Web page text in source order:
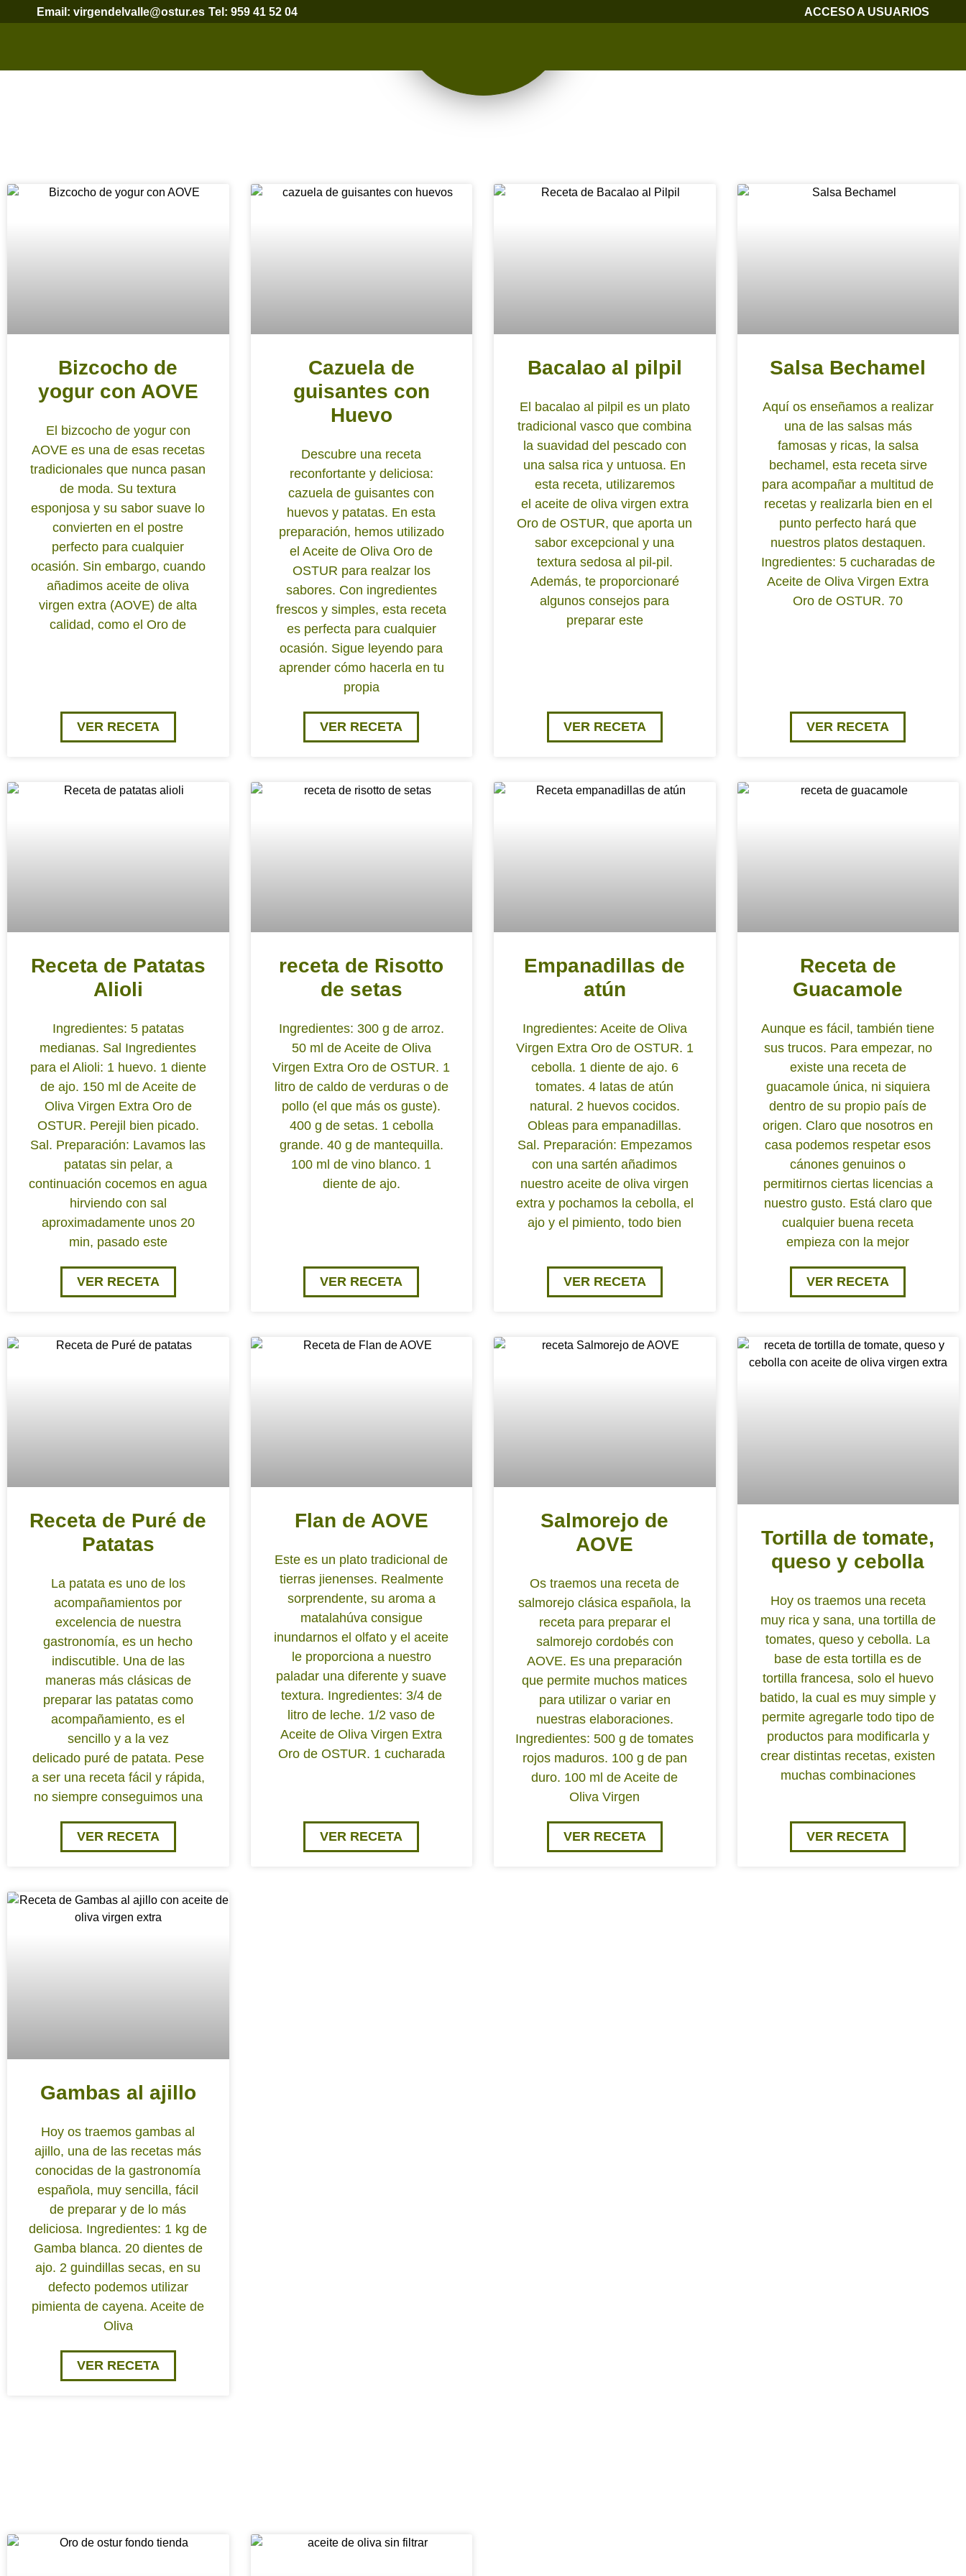
Email: virgendelvalle@ostur.es Tel: 959 41 52 04 ACCESO A USUARIOS
Bizcocho de
yogur con AOVE
El bizcocho de yogur con
AOVE es una de esas recetas
tradicionales que nunca pasan
de moda. Su textura
esponjosa y su sabor suave lo
convierten en el postre
perfecto para cualquier
ocasión. Sin embargo, cuando
añadimos aceite de oliva
virgen extra (AOVE) de alta
calidad, como el Oro de
VER RECETA
Cazuela de
guisantes con
Huevo
Descubre una receta
reconfortante y deliciosa:
cazuela de guisantes con
huevos y patatas. En esta
preparación, hemos utilizado
el Aceite de Oliva Oro de
OSTUR para realzar los
sabores. Con ingredientes
frescos y simples, esta receta
es perfecta para cualquier
ocasión. Sigue leyendo para
aprender cómo hacerla en tu
propia
VER RECETA
Bacalao al pilpil
El bacalao al pilpil es un plato
tradicional vasco que combina
la suavidad del pescado con
una salsa rica y untuosa. En
esta receta, utilizaremos
el aceite de oliva virgen extra
Oro de OSTUR, que aporta un
sabor excepcional y una
textura sedosa al pil-pil.
Además, te proporcionaré
algunos consejos para
preparar este
VER RECETA
Salsa Bechamel
Aquí os enseñamos a realizar
una de las salsas más
famosas y ricas, la salsa
bechamel, esta receta sirve
para acompañar a multitud de
recetas y realizarla bien en el
punto perfecto hará que
nuestros platos destaquen.
Ingredientes: 5 cucharadas de
Aceite de Oliva Virgen Extra
Oro de OSTUR. 70
VER RECETA
Receta de Patatas
Alioli
Ingredientes: 5 patatas
medianas. Sal Ingredientes
para el Alioli: 1 huevo. 1 diente
de ajo. 150 ml de Aceite de
Oliva Virgen Extra Oro de
OSTUR. Perejil bien picado.
Sal. Preparación: Lavamos las
patatas sin pelar, a
continuación cocemos en agua
hirviendo con sal
aproximadamente unos 20
min, pasado este
VER RECETA
receta de Risotto
de setas
Ingredientes: 300 g de arroz.
50 ml de Aceite de Oliva
Virgen Extra Oro de OSTUR. 1
litro de caldo de verduras o de
pollo (el que más os guste).
400 g de setas. 1 cebolla
grande. 40 g de mantequilla.
100 ml de vino blanco. 1
diente de ajo.
VER RECETA
Empanadillas de
atún
Ingredientes: Aceite de Oliva
Virgen Extra Oro de OSTUR. 1
cebolla. 1 diente de ajo. 6
tomates. 4 latas de atún
natural. 2 huevos cocidos.
Obleas para empanadillas.
Sal. Preparación: Empezamos
con una sartén añadimos
nuestro aceite de oliva virgen
extra y pochamos la cebolla, el
ajo y el pimiento, todo bien
VER RECETA
Receta de
Guacamole
Aunque es fácil, también tiene
sus trucos. Para empezar, no
existe una receta de
guacamole única, ni siquiera
dentro de su propio país de
origen. Claro que nosotros en
casa podemos respetar esos
cánones genuinos o
permitirnos ciertas licencias a
nuestro gusto. Está claro que
cualquier buena receta
empieza con la mejor
VER RECETA
Receta de Puré de
Patatas
La patata es uno de los
acompañamientos por
excelencia de nuestra
gastronomía, es un hecho
indiscutible. Una de las
maneras más clásicas de
preparar las patatas como
acompañamiento, es el
sencillo y a la vez
delicado puré de patata. Pese
a ser una receta fácil y rápida,
no siempre conseguimos una
VER RECETA
Flan de AOVE
Este es un plato tradicional de
tierras jienenses. Realmente
sorprendente, su aroma a
matalahúva consigue
inundarnos el olfato y el aceite
le proporciona a nuestro
paladar una diferente y suave
textura. Ingredientes: 3/4 de
litro de leche. 1/2 vaso de
Aceite de Oliva Virgen Extra
Oro de OSTUR. 1 cucharada
VER RECETA
Salmorejo de
AOVE
Os traemos una receta de
salmorejo clásica española, la
receta para preparar el
salmorejo cordobés con
AOVE. Es una preparación
que permite muchos matices
para utilizar o variar en
nuestras elaboraciones.
Ingredientes: 500 g de tomates
rojos maduros. 100 g de pan
duro. 100 ml de Aceite de
Oliva Virgen
VER RECETA
Tortilla de tomate,
queso y cebolla
Hoy os traemos una receta
muy rica y sana, una tortilla de
tomates, queso y cebolla. La
base de esta tortilla es de
tortilla francesa, solo el huevo
batido, la cual es muy simple y
permite agregarle todo tipo de
productos para modificarla y
crear distintas recetas, existen
muchas combinaciones
VER RECETA
Gambas al ajillo
Hoy os traemos gambas al
ajillo, una de las recetas más
conocidas de la gastronomía
española, muy sencilla, fácil
de preparar y de lo más
deliciosa. Ingredientes: 1 kg de
Gamba blanca. 20 dientes de
ajo. 2 guindillas secas, en su
defecto podemos utilizar
pimienta de cayena. Aceite de
Oliva
VER RECETA